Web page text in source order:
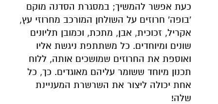
כעת אפשר להמשיך; במסגרת הסדנה מוקם
'בופה' חרוזים על השולחן המורכב מחרוזי עץ,
אקריל, זכוכית, אבן, מתכת, וכמובן תליונים
שונים ומיוחדים. כל משתתפת ניגשת אליו
ואוספת את החרוזים שמושכים אותה, ללוח
תכנון מיוחד ששומר עליהם מאוגדים. כך, כל
אחת יכולה ליצור את השרשרת המעניינת
שלה!